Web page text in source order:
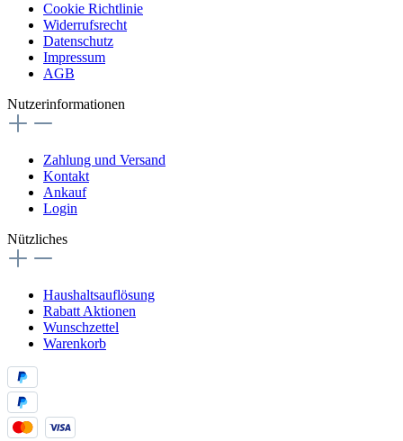
Cookie Richtlinie
Widerrufsrecht
Datenschutz
Impressum
AGB
Nutzerinformationen
Zahlung und Versand
Kontakt
Ankauf
Login
Nützliches
Haushaltsauflösung
Rabatt Aktionen
Wunschzettel
Warenkorb